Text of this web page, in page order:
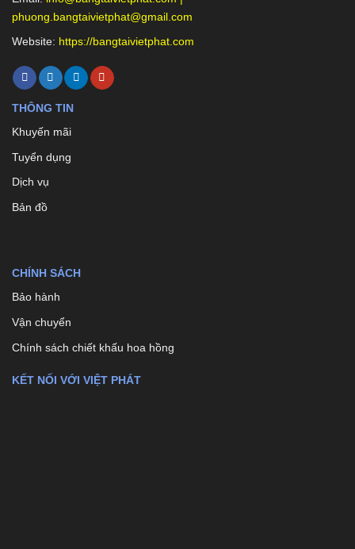
phuong.bangtaivietphat@gmail.com
Website: https://bangtaivietphat.com
THÔNG TIN
Khuyến mãi
Tuyển dụng
Dịch vụ
Bản đồ
CHÍNH SÁCH
Bảo hành
Vận chuyển
Chính sách chiết khấu hoa hồng
KẾT NỐI VỚI VIỆT PHÁT